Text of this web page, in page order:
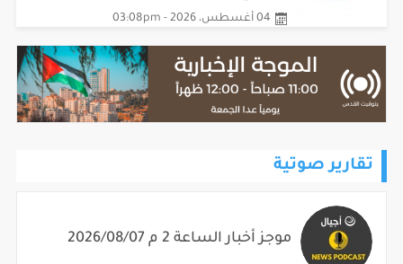
04 أغسطس، 2026 - 03:08pm
تقارير صوتية
موجز أخبار الساعة 2 م 2026/08/07